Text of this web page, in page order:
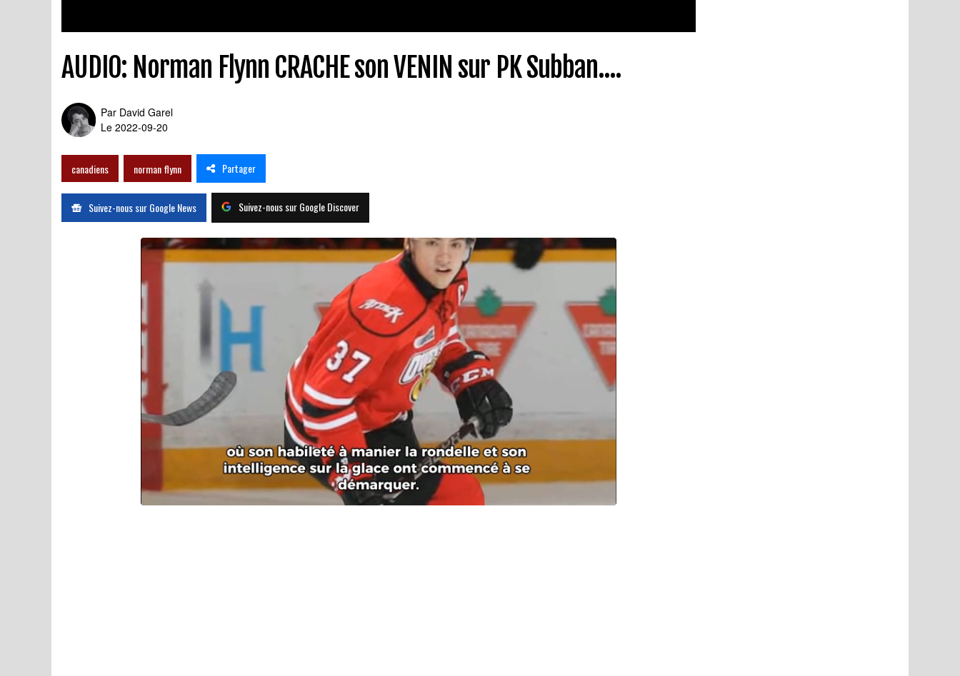
AUDIO: Norman Flynn CRACHE son VENIN sur PK Subban....
Par David Garel
Le 2022-09-20
canadiens norman flynn Partager
Suivez-nous sur Google News Suivez-nous sur Google Discover